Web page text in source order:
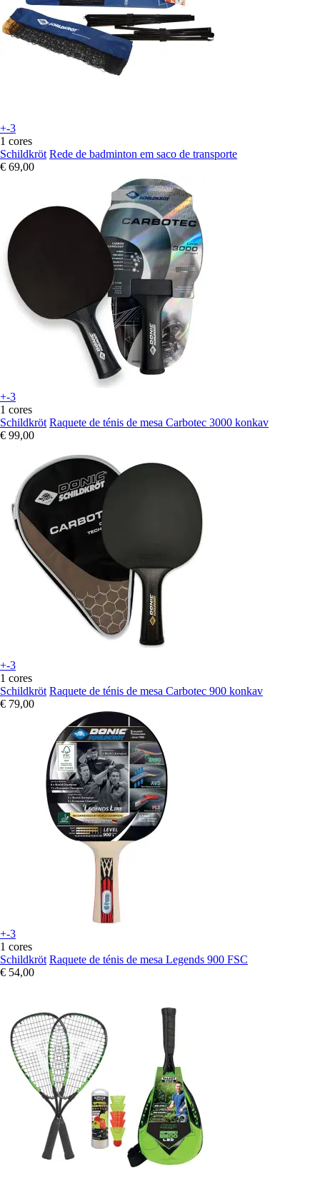
+-3
1 cores
Schildkröt Rede de badminton em saco de transporte
€ 69,00
+-3
1 cores
Schildkröt Raquete de ténis de mesa Carbotec 3000 konkav
€ 99,00
+-3
1 cores
Schildkröt Raquete de ténis de mesa Carbotec 900 konkav
€ 79,00
+-3
1 cores
Schildkröt Raquete de ténis de mesa Legends 900 FSC
€ 54,00